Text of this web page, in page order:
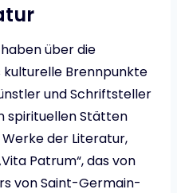
über die
Brennpunkte
und Schriftsteller
spirituellen Stätten
der Literatur,
Patrum“, das von
von Saint-Germain-